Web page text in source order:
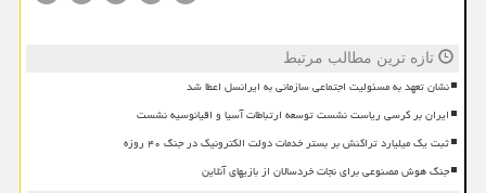
تازه ترین مطالب مرتبط
نشان تعهد به مسئولیت اجتماعی سازمانی به ایرانسل اعطا شد
ایران بر کرسی ریاست نشست توسعه ارتباطات آسیا و اقیانوسیه نشست
ثبت یک میلیارد تراکنش بر بستر خدمات دولت الکترونیک در جنگ ۴۰ روزه
جنگ هوش مصنوعی برای نجات خردسالان از بازیهای آنلاین